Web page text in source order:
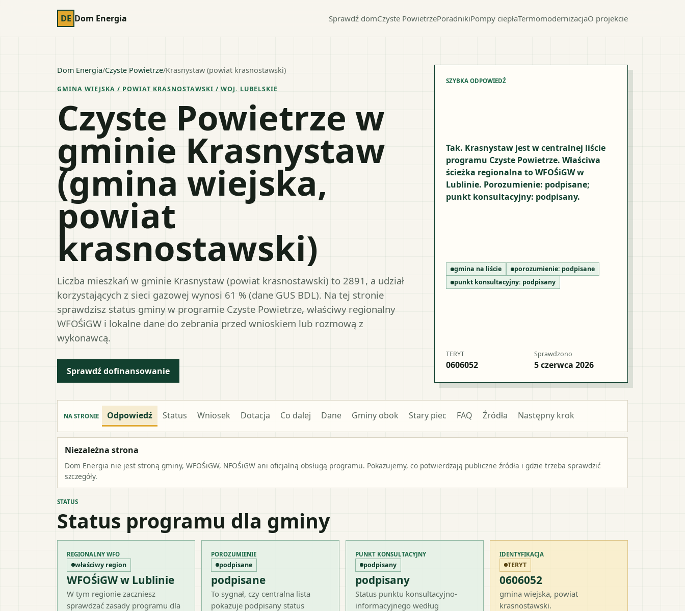
DE Dom Energia Sprawdź domCzyste PowietrzePoradnikiPompy ciepłaTermomodernizacjaO projekcie
Dom Energia/Czyste Powietrze/Krasnystaw (powiat krasnostawski)
GMINA WIEJSKA / POWIAT KRASNOSTAWSKI / WOJ. LUBELSKIE
Czyste Powietrze w
gminie Krasnystaw
(gmina wiejska,
powiat
krasnostawski)
Liczba mieszkań w gminie Krasnystaw (powiat krasnostawski) to 2891, a udział
korzystających z sieci gazowej wynosi 61 % (dane GUS BDL). Na tej stronie
sprawdzisz status gminy w programie Czyste Powietrze, właściwy regionalny
WFOŚiGW i lokalne dane do zebrania przed wnioskiem lub rozmową z
wykonawcą.
Sprawdź dofinansowanie
SZYBKA ODPOWIEDŹ
Tak. Krasnystaw jest w centralnej liście
programu Czyste Powietrze. Właściwa
ścieżka regionalna to WFOŚiGW w
Lublinie. Porozumienie: podpisane;
punkt konsultacyjny: podpisany.
gmina na liście porozumienie: podpisane
punkt konsultacyjny: podpisany
TERYT
0606052
Sprawdzono
5 czerwca 2026
NA STRONIE Odpowiedź Status Wniosek Dotacja Co dalej Dane Gminy obok Stary piec FAQ Źródła Następny krok
Niezależna strona
Dom Energia nie jest stroną gminy, WFOŚiGW, NFOŚiGW ani oficjalną obsługą programu. Pokazujemy, co potwierdzają publiczne źródła i gdzie trzeba sprawdzić
szczegóły.
STATUS
Status programu dla gminy
REGIONALNY WFO
właściwy region
WFOŚiGW w Lublinie
W tym regionie zaczniesz
sprawdzać zasady programu dla
POROZUMIENIE
podpisane
podpisane
To sygnał, czy centralna lista
pokazuje podpisany status
PUNKT KONSULTACYJNY
podpisany
podpisany
Status punktu konsultacyjno-
informacyjnego według
IDENTYFIKACJA
TERYT
0606052
gmina wiejska, powiat
krasnostawski.